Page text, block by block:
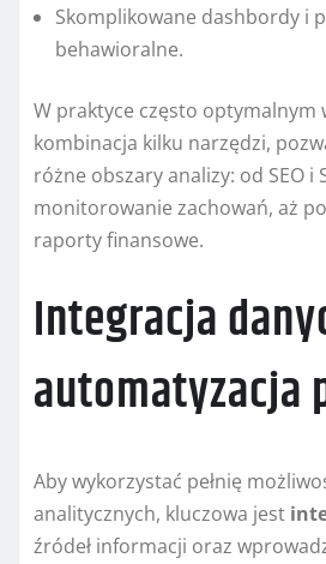
Skomplikowane dashbordy i
behawioralne.
W praktyce często optymalnym
kombinacja kilku narzędzi,
różne obszary analizy: od SEO i
monitorowanie zachowań, aż po
raporty finansowe.
Integracja
automatyzacja
Aby wykorzystać pełnię
analitycznych, kluczowa jest
źródeł informacji oraz